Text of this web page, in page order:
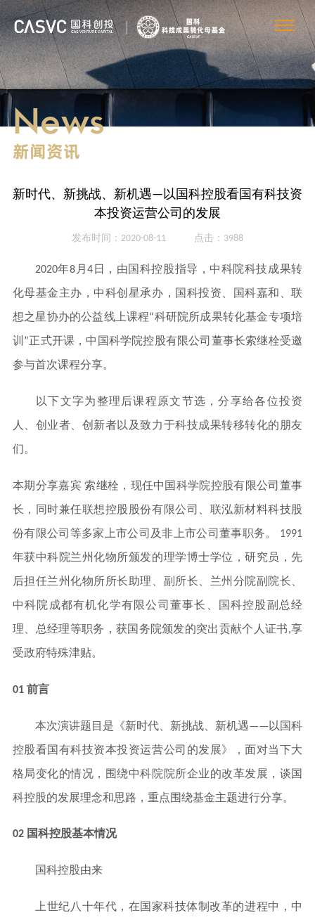
News
新闻资讯
新时代、新挑战、新机遇—以国科控股看国有科技资
本投资运营公司的发展
发布时间：2020-08-11 点击：3988
2020年8月4日，由国科控股指导，中科院科技成果转
化母基金主办，中科创星承办，国科投资、国科嘉和、联
想之星协办的公益线上课程“科研院所成果转化基金专项培
训”正式开课，中国科学院控股有限公司董事长索继栓受邀
参与首次课程分享。
以下文字为整理后课程原文节选，分享给各位投资
人、创业者、创新者以及致力于科技成果转移转化的朋友
们。
本期分享嘉宾 索继栓，现任中国科学院控股有限公司董事
长，同时兼任联想控股股份有限公司、联泓新材料科技股
份有限公司等多家上市公司及非上市公司董事职务。 1991
年获中科院兰州化物所颁发的理学博士学位，研究员，先
后担任兰州化物所所长助理、副所长、兰州分院副院长、
中科院成都有机化学有限公司董事长、国科控股副总经
理、总经理等职务，获国务院颁发的突出贡献个人证书,享
受政府特殊津贴。
01 前言
本次演讲题目是《新时代、新挑战、新机遇——以国科
控股看国有科技资本投资运营公司的发展》，面对当下大
格局变化的情况，围绕中科院院所企业的改革发展，谈国
科控股的发展理念和思路，重点围绕基金主题进行分享。
02 国科控股基本情况
国科控股由来
上世纪八十年代，在国家科技体制改革的进程中，中